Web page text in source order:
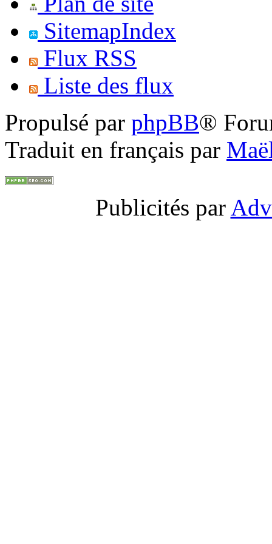
SitemapIndex
Flux RSS
Liste des flux
Propulsé par phpBB®
Traduit en français par
Publicités par